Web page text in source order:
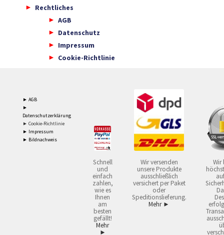
Rechtliches
AGB
Datenschutz
Impressum
Cookie-Richtlinie
► AGB
►
Datenschutzerklärung
► Cookie-Richtlinie
► Impressum
► Bildnachweis
Schnell
und
einfach
zahlen,
wie es
Ihnen
am
besten
gefällt!
Mehr
►
Wir versenden
unsere Produkte
ausschließlich
versichert per Paket
oder
Speditionslieferung.
Mehr ►
Wir